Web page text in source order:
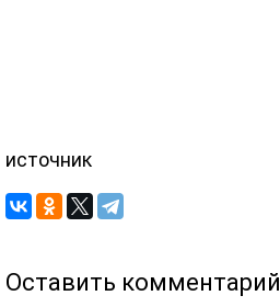
источник
Оставить комментарий